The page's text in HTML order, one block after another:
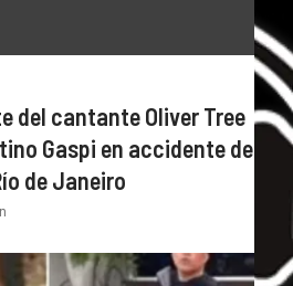
del cantante Oliver Tree
Gaspi en accidente de
de Janeiro